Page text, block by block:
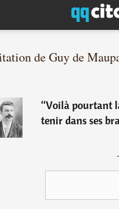
de Guy de
“Voilà pourtant
tenir dans ses